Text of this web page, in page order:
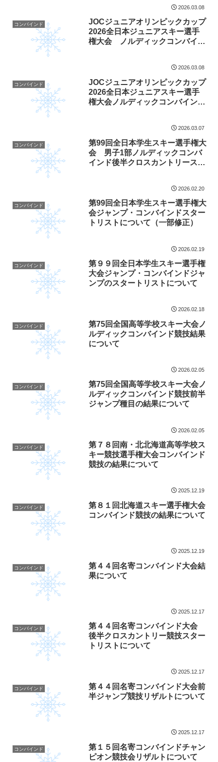
2026.03.08
コンバインド
JOCジュニアオリンピックカップ
2026全日本ジュニアスキー選手
権大会 ノルディックコンバイン
2026.03.08
コンバインド
JOCジュニアオリンピックカップ
2026全日本ジュニアスキー選手
権大会ノルディックコンバインド
2026.03.07
コンバインド
第99回全日本学生スキー選手権大
会 男子1部ノルディックコンバ
インド後半クロスカントリースタ
2026.02.20
コンバインド
第99回全日本学生スキー選手権大
会ジャンプ・コンバインドスター
トリストについて（一部修正）
2026.02.19
コンバインド
第９９回全日本学生スキー選手権
大会ジャンプ・コンバインドジャ
ンプのスタートリストについて
2026.02.18
コンバインド
第75回全国高等学校スキー大会ノ
ルディックコンバインド競技結果
について
2026.02.05
コンバインド
第75回全国高等学校スキー大会ノ
ルディックコンバインド競技前半
ジャンプ種目の結果について
2026.02.05
コンバインド
第７８回南・北北海道高等学校ス
キー競技選手権大会コンバインド
競技の結果について
2025.12.19
コンバインド
第８１回北海道スキー選手権大会
コンバインド競技の結果について
2025.12.19
コンバインド
第４４回名寄コンバインド大会結
果について
2025.12.17
コンバインド
第４４回名寄コンバインド大会
後半クロスカントリー競技スター
トリストについて
2025.12.17
コンバインド
第４４回名寄コンバインド大会前
半ジャンプ競技リザルトについて
2025.12.17
コンバインド
第１５回名寄コンバインドチャン
ピオン競技会リザルトについて